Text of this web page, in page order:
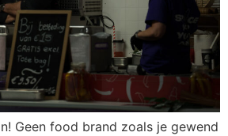
Geen food brand zoals je gewend